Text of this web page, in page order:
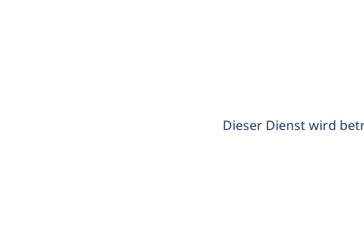
Dieser Dienst wird